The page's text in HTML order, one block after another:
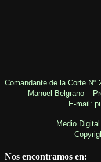
Comandante de la Corte
Manuel Belgrano –
E-mail:
Medio
Nos encontramos en: